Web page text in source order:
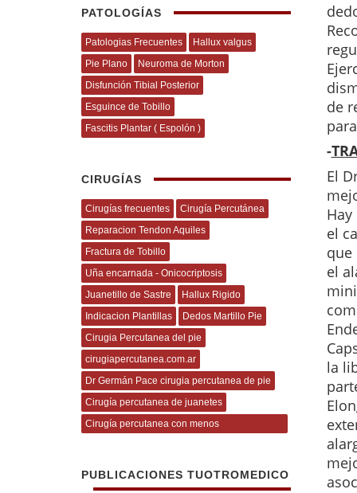
de
-
El
el
que
el
la
PATOLOGÍAS
Patologias Frecuentes
Hallux valgus
Pie Plano
Neuroma de Morton
Disfunción Tibial Posterior
Esguince de Tobillo
Fascitis Plantar ( Espolón )
CIRUGÍAS
Cirugías frecuentes
Cirugía Percutánea
Reparacion Tendon Aquiles
Fractura de Tobillo
Uña encarnada - Onicocriptosis
Juanetillo de Sastre
Hallux Rigido
Indicacion Plantillas
Dedos Martillo Pie
Cirugia Percutanea del pie
cirugiapercutanea.com.ar
Dr Germán Pace cirugia percutanea de pie
Cirugía percutanea de juanetes
Cirugía percutanea con menos
PUBLICACIONES TUOTROMEDICO